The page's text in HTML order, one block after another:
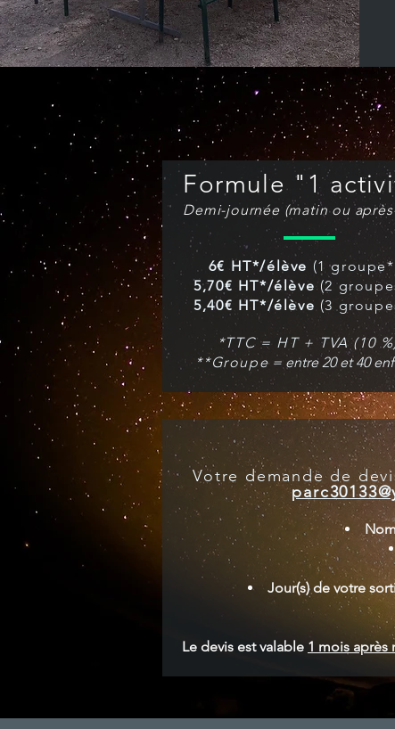
Formule "1
Demi-journée (matin ou
6€ HT*/élève (1
5,70€ HT*/élève (2
5,40€ HT*/élève (3
*TTC = HT + TVA (10
**Groupe = entre 20 et 40
Votre demande de
Jour(s) de votre
Le devis est valable 1 mois après